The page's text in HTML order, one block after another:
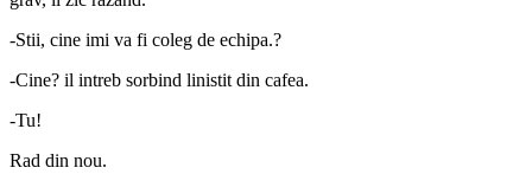
-Stii, cine imi va fi coleg de echipa.?
-Cine? il intreb sorbind linistit din cafea.
-Tu!
Rad din nou.